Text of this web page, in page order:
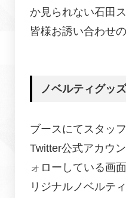
か見られない石田
皆様お誘い合わせ
ノベルティグッ
ブースにてスタッ
Twitter公式アカウ
ォローしている画
リジナルノベルテ